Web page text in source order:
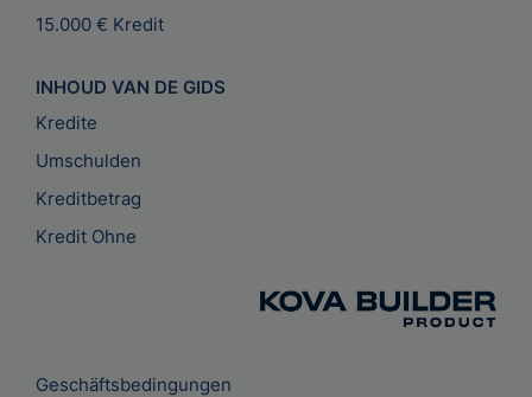
15.000 € Kredit
INHOUD VAN DE GIDS
Kredite
Umschulden
Kreditbetrag
Kredit Ohne
Geschäftsbedingungen